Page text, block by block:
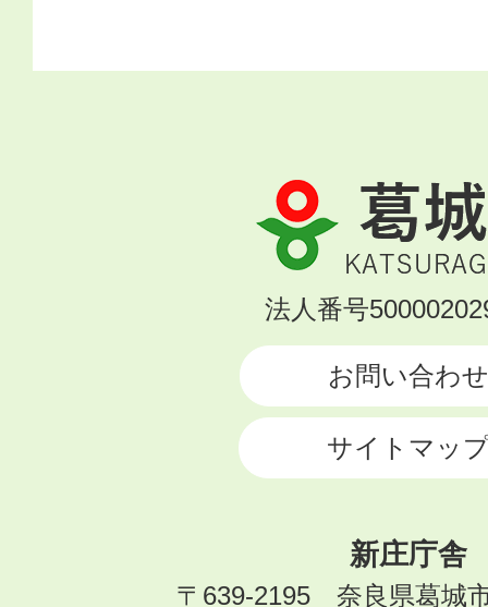
葛
城
市
KATSURAGI
法人番号
お問い合わせ
サイトマッ
新庄庁舎
〒639-2195 奈良県葛城